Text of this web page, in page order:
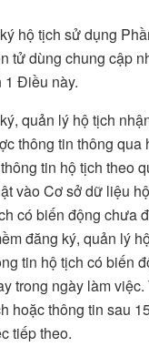
hộ tịch sử dụng
tử dùng chung cập
1 Điều này.
quản lý hộ tịch
thông tin thông qua
tin hộ tịch theo
vào Cơ sở dữ liệu
có biến động chưa
đăng ký, quản lý
tin hộ tịch có biến
trong ngày làm
hoặc thông tin sau
tiếp theo.